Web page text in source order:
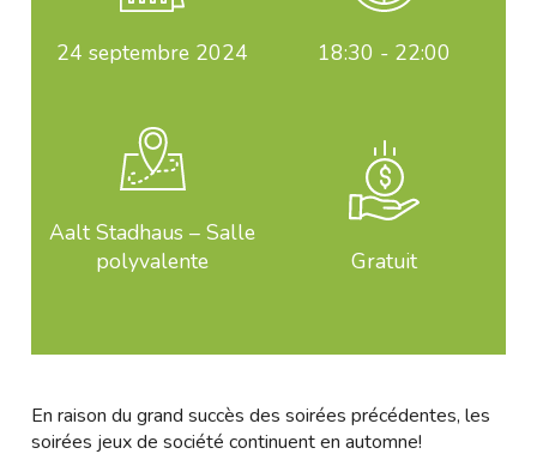
24 septembre 2024 18:30 - 22:00
Aalt Stadhaus – Salle
polyvalente
Gratuit
En raison du grand succès des soirées précédentes, les
soirées jeux de société continuent en automne!